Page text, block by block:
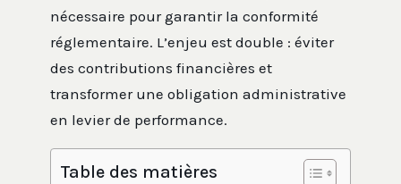
nécessaire pour garantir la conformité
réglementaire. L’enjeu est double : éviter
des contributions financières et
transformer une obligation administrative
en levier de performance.
Table des matières